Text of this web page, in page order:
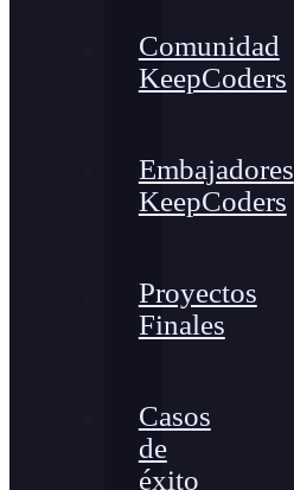
Comunidad
KeepCoders
Embajadores
KeepCoders
Proyectos
Finales
Casos
de
éxito